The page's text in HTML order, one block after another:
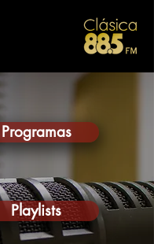
Programas
Playlists